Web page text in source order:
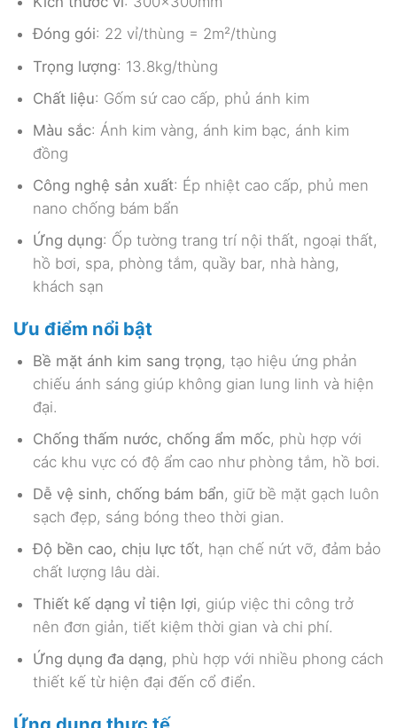
Đóng gói: 22 vỉ/thùng = 2m²/thùng
Trọng lượng: 13.8kg/thùng
Chất liệu: Gốm sứ cao cấp, phủ ánh kim
Màu sắc: Ánh kim vàng, ánh kim bạc, ánh kim
đồng
Công nghệ sản xuất: Ép nhiệt cao cấp, phủ men
nano chống bám bẩn
Ứng dụng: Ốp tường trang trí nội thất, ngoại thất,
hồ bơi, spa, phòng tắm, quầy bar, nhà hàng,
khách sạn
Ưu điểm nổi bật
Bề mặt ánh kim sang trọng, tạo hiệu ứng phản
chiếu ánh sáng giúp không gian lung linh và hiện
đại.
Chống thấm nước, chống ẩm mốc, phù hợp với
các khu vực có độ ẩm cao như phòng tắm, hồ bơi.
Dễ vệ sinh, chống bám bẩn, giữ bề mặt gạch luôn
sạch đẹp, sáng bóng theo thời gian.
Độ bền cao, chịu lực tốt, hạn chế nứt vỡ, đảm bảo
chất lượng lâu dài.
Thiết kế dạng vỉ tiện lợi, giúp việc thi công trở
nên đơn giản, tiết kiệm thời gian và chi phí.
Ứng dụng đa dạng, phù hợp với nhiều phong cách
thiết kế từ hiện đại đến cổ điển.